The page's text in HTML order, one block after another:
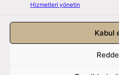
Hizmetleri yönetin
Kabul